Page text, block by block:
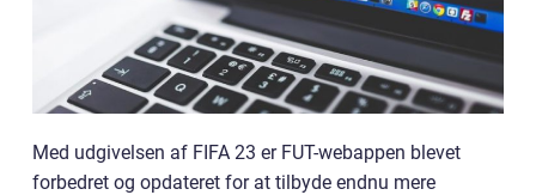
Med udgivelsen af FIFA 23 er FUT-webappen blevet
forbedret og opdateret for at tilbyde endnu mere